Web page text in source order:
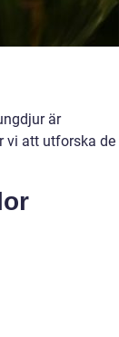
är
vi att utforska de